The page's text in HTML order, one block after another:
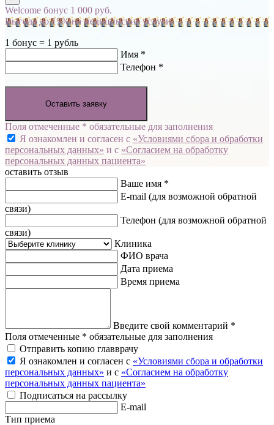
Welcome бонус 1 000 руб.
Выгода до 15% на медицинские услуги
1 бонус = 1 рубль
Имя *
Телефон *
Оставить заявку
Поля отмеченные * обязательные для заполнения
Я ознакомлен и согласен с «Условиями сбора и обработки
персональных данных» и с «Согласием на обработку
персональных данных пациента»
оставить отзыв
Ваше имя *
E-mail (для возможной обратной
связи)
Телефон (для возможной обратной
связи)
Клиника
ФИО врача
Дата приема
Время приема
Введите свой комментарий *
Поля отмеченные * обязательные для заполнения
Отправить копию главврачу
Я ознакомлен и согласен с «Условиями сбора и обработки
персональных данных» и с «Согласием на обработку
персональных данных пациента»
Подписаться на рассылку
E-mail
Тип приема